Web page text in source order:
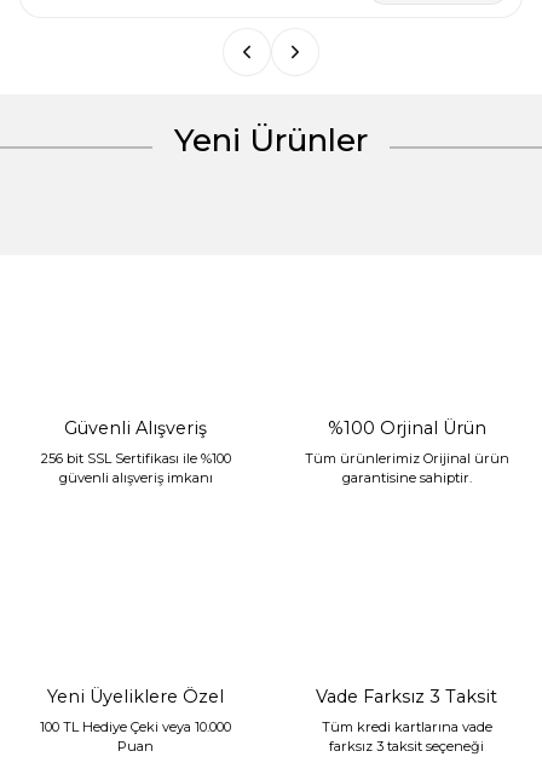
Yeni Ürünler
Güvenli Alışveriş
256 bit SSL Sertifikası ile %100
güvenli alışveriş imkanı
%100 Orjinal Ürün
Tüm ürünlerimiz Orijinal ürün
garantisine sahiptir.
Yeni Üyeliklere Özel
100 TL Hediye Çeki veya 10.000
Puan
Vade Farksız 3 Taksit
Tüm kredi kartlarına vade
farksız 3 taksit seçeneği